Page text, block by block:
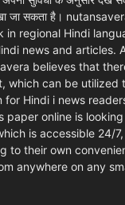
जा सकता है।
in regional Hindi
news and articles.
believes that
which can be utilized
Hindi i news
paper online is
is accessible 24/
to their own
anywhere on any